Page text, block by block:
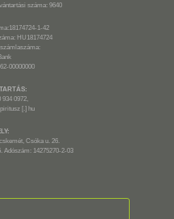
száma: 9640
1-42
HU18174724
00000000
0972,
[.] hu
Csóka u. 26.
Adószám: 14275270-2-03